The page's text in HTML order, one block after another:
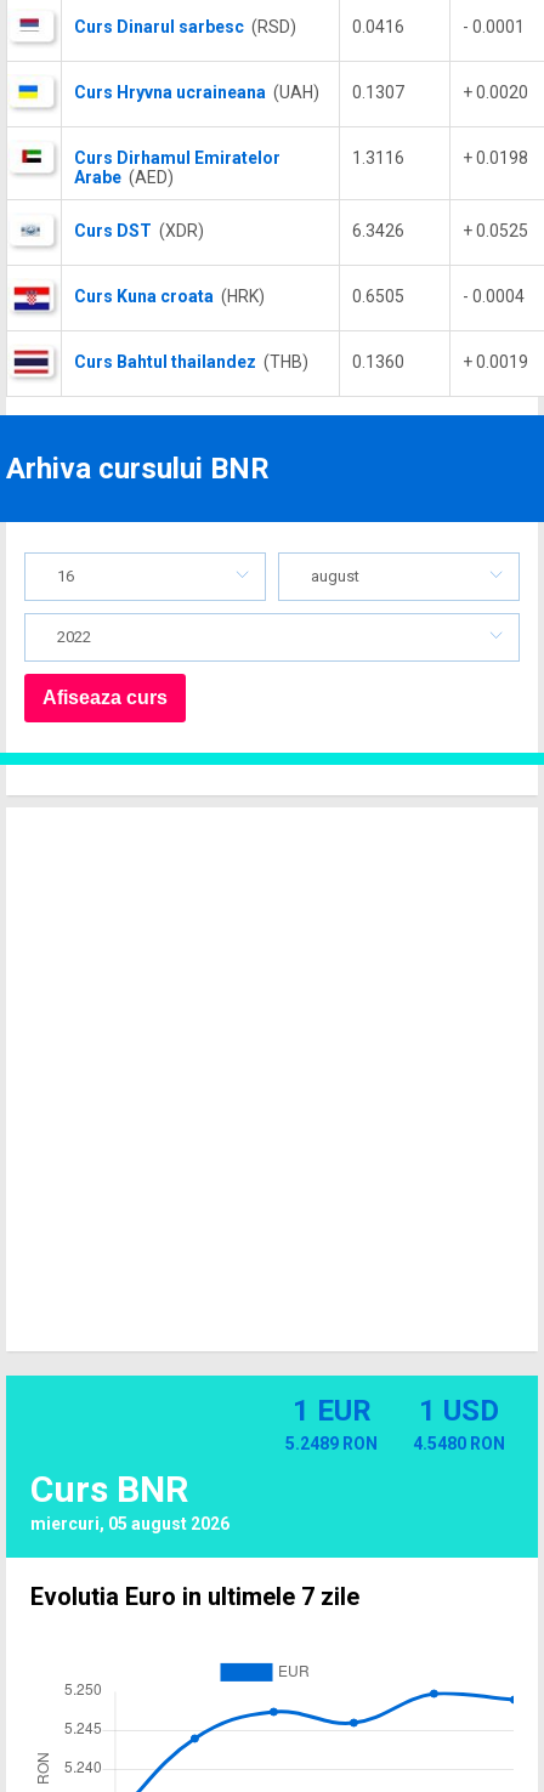
Curs Dinarul sarbesc (RSD) 0.0416 - 0.0001
Curs Hryvna ucraineana (UAH) 0.1307 + 0.0020
Curs Dirhamul Emiratelor
Arabe (AED)
1.3116 + 0.0198
Curs DST (XDR) 6.3426 + 0.0525
Curs Kuna croata (HRK) 0.6505 - 0.0004
Curs Bahtul thailandez (THB) 0.1360 + 0.0019
Arhiva cursului BNR
16 august
2022
Curs BNR
miercuri, 05 august 2026
1 EUR
5.2489 RON
1 USD
4.5480 RON
Evolutia Euro in ultimele 7 zile